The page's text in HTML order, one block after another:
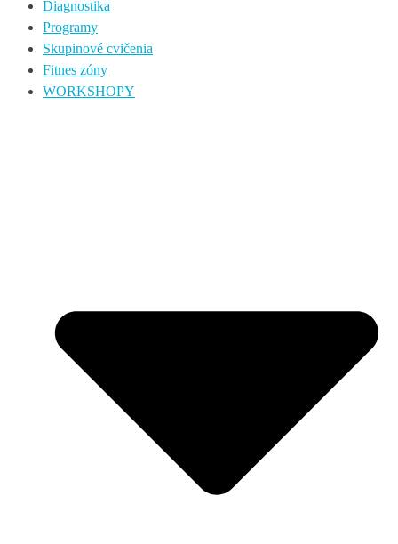
Diagnostika
Programy
Skupinové cvičenia
Fitnes zóny
WORKSHOPY